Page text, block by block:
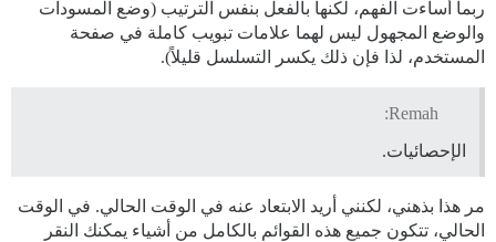
ربما أساءت الفهم، لكنها بالفعل بنفس الترتيب (وضع المسودات
والوضع المجهول ليس لهما علامات تبويب كاملة في صفحة
المستخدم، لذا فإن ذلك يكسر التسلسل قليلاً).
Remah:
الإحصائيات.
مر هذا بذهني، لكنني أريد الابتعاد عنه في الوقت الحالي. في الوقت
الحالي، تتكون جميع هذه القوائم بالكامل من أشياء يمكنك النقر